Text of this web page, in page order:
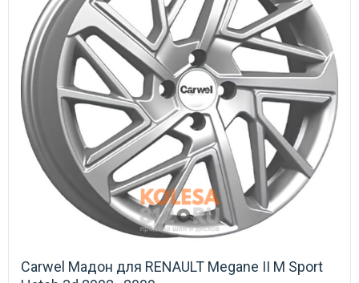
Carwel Мадон для RENAULT Megane II M Sport